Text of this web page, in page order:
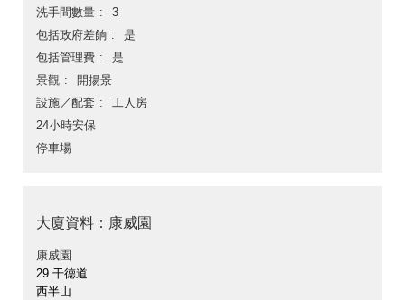
洗手間數量
3
包括政府差餉
是
包括管理費
是
景觀
開揚景
設施／配套
工人房
24小時安保
停車場
大廈資料：康威園
康威園
29 干德道
西半山